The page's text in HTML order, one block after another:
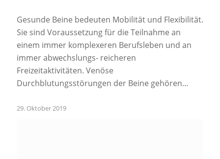
Gesunde Beine bedeuten Mobilität und Flexibilität.
Sie sind Voraussetzung für die Teilnahme an
einem immer komplexeren Berufsleben und an
immer abwechslungs- reicheren
Freizeitaktivitäten. Venöse
Durchblutungsstörungen der Beine gehören…
29. Oktober 2019